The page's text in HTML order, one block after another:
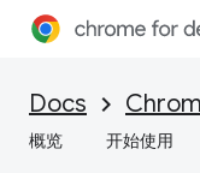
Docs
概览 开始使用